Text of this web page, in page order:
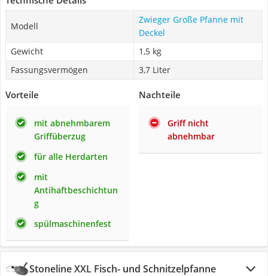
Modell
Zwieger Große Pfanne mit
Deckel
Gewicht
1,5 kg
Fassungsvermögen
3,7 Liter
Vorteile
mit abnehmbarem
Griffüberzug
für alle Herdarten
mit
Antihaftbeschichtun
g
spülmaschinenfest
Nachteile
Griff nicht
abnehmbar
Stoneline XXL Fisch- und Schnitzelpfanne